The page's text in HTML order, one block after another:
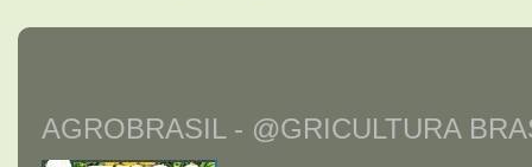
AGROBRASIL - @GRICULTURA